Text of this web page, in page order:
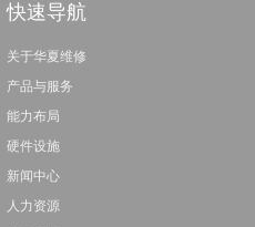
快速导航
关于华夏维修
产品与服务
能力布局
硬件设施
新闻中心
人力资源